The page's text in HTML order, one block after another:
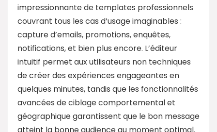
impressionnante de templates professionnels
couvrant tous les cas d’usage imaginables :
capture d’emails, promotions, enquêtes,
notifications, et bien plus encore. L’éditeur
intuitif permet aux utilisateurs non techniques
de créer des expériences engageantes en
quelques minutes, tandis que les fonctionnalités
avancées de ciblage comportemental et
géographique garantissent que le bon message